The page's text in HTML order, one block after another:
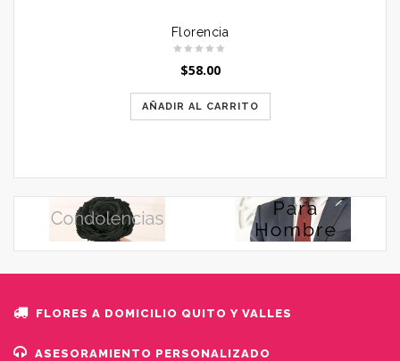
Florencia
$58.00
AÑADIR AL CARRITO
FLORES A DOMICILIO QUITO Y VALLES
ASESORAMIENTO PERSONALIZADO